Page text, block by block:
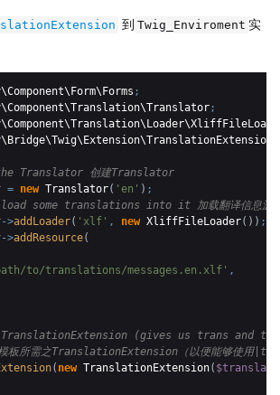
到 Twig_Enviroment 实
;
;
Translator 创建Translator
= new Translator( 'en' ) ;
load some translations into it 加载翻译信息源
->addLoader( 'xlf' , new XliffFileLoader( ) ) ;
->addResource(
to/translations/messages.en.xlf' ,
(gives us trans and
板所需之TranslationExtension（以便能够使用
( new TranslationExtension(